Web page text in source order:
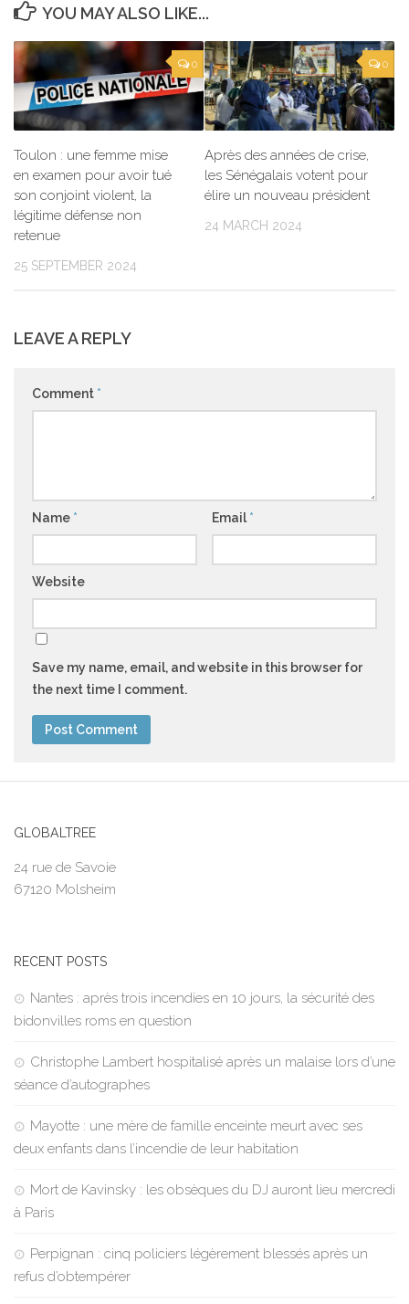
YOU MAY ALSO LIKE...
0
Toulon : une femme mise
en examen pour avoir tué
son conjoint violent, la
légitime défense non
retenue
25 SEPTEMBER 2024
0
Après des années de crise,
les Sénégalais votent pour
élire un nouveau président
24 MARCH 2024
LEAVE A REPLY
Comment *
Name * Email *
Website
Save my name, email, and website in this browser for
the next time I comment.
GLOBALTREE
24 rue de Savoie
67120 Molsheim
RECENT POSTS
Nantes : après trois incendies en 10 jours, la sécurité des
bidonvilles roms en question
Christophe Lambert hospitalisé après un malaise lors d’une
séance d’autographes
Mayotte : une mère de famille enceinte meurt avec ses
deux enfants dans l’incendie de leur habitation
Mort de Kavinsky : les obsèques du DJ auront lieu mercredi
à Paris
Perpignan : cinq policiers légèrement blessés après un
refus d’obtempérer